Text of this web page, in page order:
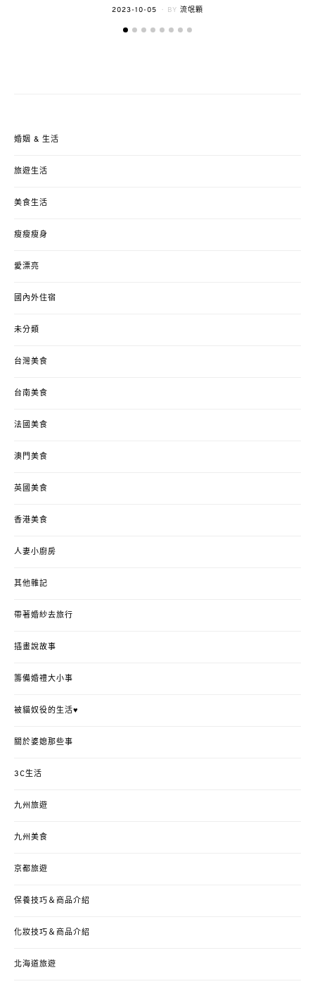
POSTED
2023-10-05 BY 流氓顆
婚姻 & 生活
旅遊生活
美食生活
瘦瘦瘦身
愛漂亮
國內外住宿
未分類
台灣美食
台南美食
法國美食
澳門美食
英國美食
香港美食
人妻小廚房
其他雜記
帶著婚紗去旅行
插畫說故事
籌備婚禮大小事
被貓奴役的生活♥
關於婆媳那些事
3C生活
九州旅遊
九州美食
京都旅遊
保養技巧＆商品介紹
化妝技巧＆商品介紹
北海道旅遊